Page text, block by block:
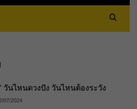
วันไหนดวงปัง วันไหนต้องระวัง
07/2024